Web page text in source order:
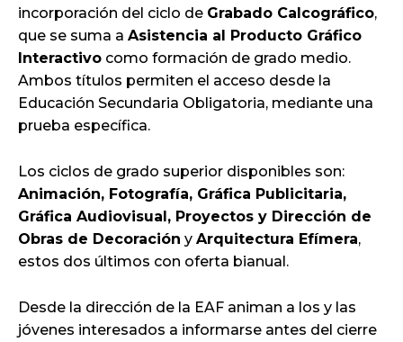
incorporación del ciclo de Grabado Calcográfico,
que se suma a Asistencia al Producto Gráfico
Interactivo como formación de grado medio.
Ambos títulos permiten el acceso desde la
Educación Secundaria Obligatoria, mediante una
prueba específica.
Los ciclos de grado superior disponibles son:
Animación, Fotografía, Gráfica Publicitaria,
Gráfica Audiovisual, Proyectos y Dirección de
Obras de Decoración y Arquitectura Efímera,
estos dos últimos con oferta bianual.
Desde la dirección de la EAF animan a los y las
jóvenes interesados a informarse antes del cierre